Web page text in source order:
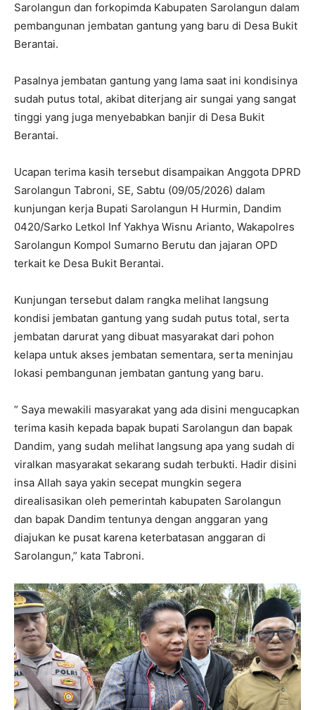
Sarolangun dan forkopimda Kabupaten Sarolangun dalam
pembangunan jembatan gantung yang baru di Desa Bukit
Berantai.
Pasalnya jembatan gantung yang lama saat ini kondisinya
sudah putus total, akibat diterjang air sungai yang sangat
tinggi yang juga menyebabkan banjir di Desa Bukit
Berantai.
Ucapan terima kasih tersebut disampaikan Anggota DPRD
Sarolangun Tabroni, SE, Sabtu (09/05/2026) dalam
kunjungan kerja Bupati Sarolangun H Hurmin, Dandim
0420/Sarko Letkol Inf Yakhya Wisnu Arianto, Wakapolres
Sarolangun Kompol Sumarno Berutu dan jajaran OPD
terkait ke Desa Bukit Berantai.
Kunjungan tersebut dalam rangka melihat langsung
kondisi jembatan gantung yang sudah putus total, serta
jembatan darurat yang dibuat masyarakat dari pohon
kelapa untuk akses jembatan sementara, serta meninjau
lokasi pembangunan jembatan gantung yang baru.
” Saya mewakili masyarakat yang ada disini mengucapkan
terima kasih kepada bapak bupati Sarolangun dan bapak
Dandim, yang sudah melihat langsung apa yang sudah di
viralkan masyarakat sekarang sudah terbukti. Hadir disini
insa Allah saya yakin secepat mungkin segera
direalisasikan oleh pemerintah kabupaten Sarolangun
dan bapak Dandim tentunya dengan anggaran yang
diajukan ke pusat karena keterbatasan anggaran di
Sarolangun,” kata Tabroni.